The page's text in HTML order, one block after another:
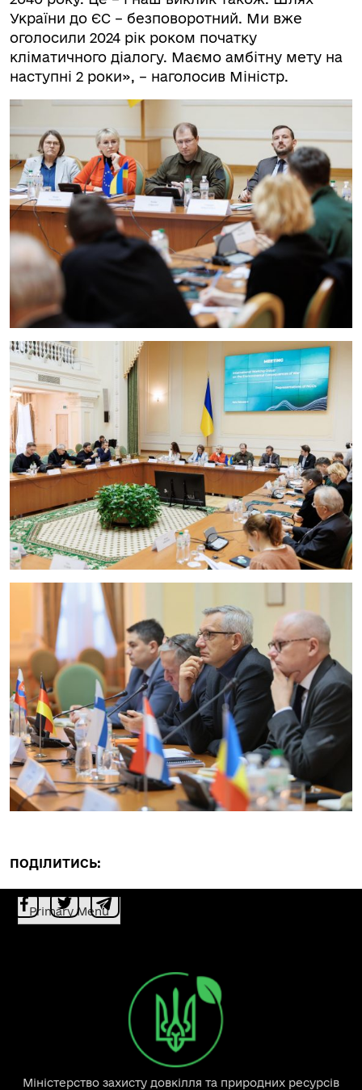
України до ЄС – безповоротний. Ми вже
оголосили 2024 рік роком початку
кліматичного діалогу. Маємо амбітну мету на
наступні 2 роки», – наголосив Міністр.
ПОДІЛИТИСЬ:
Primary Menu
Міністерство захисту довкілля та природних ресурсів